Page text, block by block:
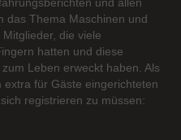
das Thema Maschinen und
die viele
hatten und diese
Leben erweckt haben. Als
für Gäste eingerichteten
registrieren zu müssen: